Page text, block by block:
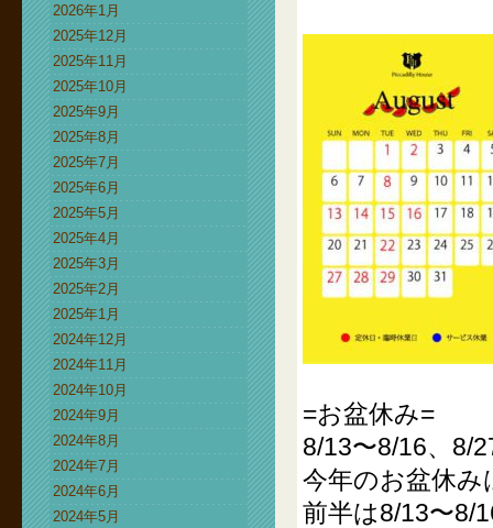
2026年1月
2025年12月
2025年11月
2025年10月
2025年9月
2025年8月
2025年7月
2025年6月
2025年5月
2025年4月
2025年3月
2025年2月
2025年1月
2024年12月
2024年11月
2024年10月
2024年9月
2024年8月
2024年7月
2024年6月
2024年5月
=お盆休み=
8/13〜8/16、8/
今年のお盆休
前半は8/13〜8/